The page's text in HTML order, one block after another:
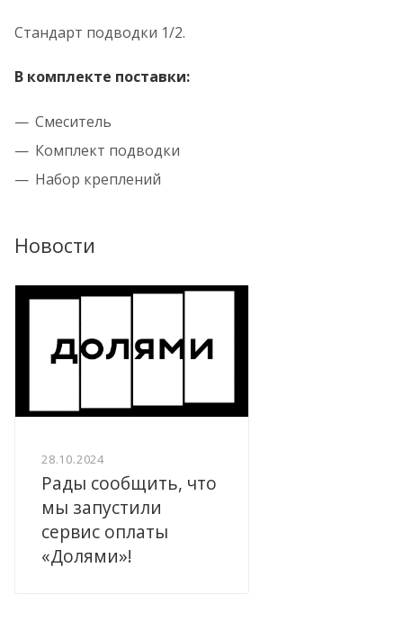
Стандарт подводки 1/2.
В комплекте поставки:
Смеситель
Комплект подводки
Набор креплений
Новости
28.10.2024
Рады сообщить, что
мы запустили
сервис оплаты
«Долями»!